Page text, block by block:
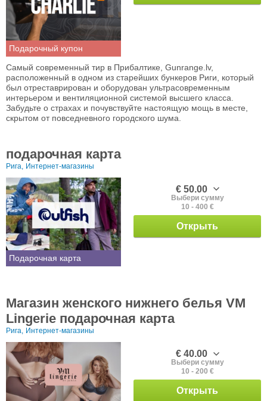
Подарочный купон
Самый современный тир в Прибалтике, Gunrange.lv,
расположенный в одном из старейших бункеров Риги, который
был отреставрирован и оборудован ультрасовременным
интерьером и вентиляционной системой высшего класса.
Забудьте о страхах и почувствуйте настоящую мощь в месте,
скрытом от повседневного городского шума.
подарочная карта
Рига, Интернет-магазины
Подарочная карта
€ 50.00
Выбери сумму
10 - 400 €
Открыть
Магазин женского нижнего белья VM
Lingerie подарочная карта
Рига, Интернет-магазины
€ 40.00
Выбери сумму
10 - 200 €
Открыть